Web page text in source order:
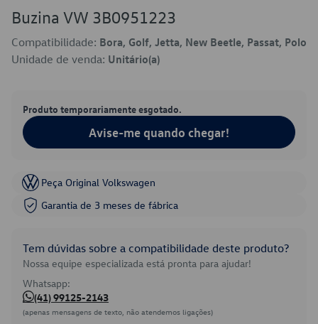
Buzina VW 3B0951223
Compatibilidade: Bora, Golf, Jetta, New Beetle, Passat, Polo
Unidade de venda: Unitário(a)
Produto temporariamente esgotado.
Avise-me quando chegar!
Peça Original Volkswagen
Garantia de 3 meses de fábrica
Tem dúvidas sobre a compatibilidade deste produto?
Nossa equipe especializada está pronta para ajudar!
Whatsapp:
(41) 99125-2143
(apenas mensagens de texto, não atendemos ligações)